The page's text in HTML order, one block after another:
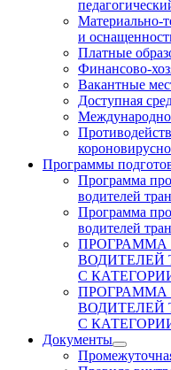
Материально-
и
Платные
Финансово-
Вакантные
Доступная
Программы
Программа
водителей
Программа
водителей
ПРОГРАММА
ВОДИТЕЛЕЙ
С
ПРОГРАММА
ВОДИТЕЛЕЙ
С
Документы